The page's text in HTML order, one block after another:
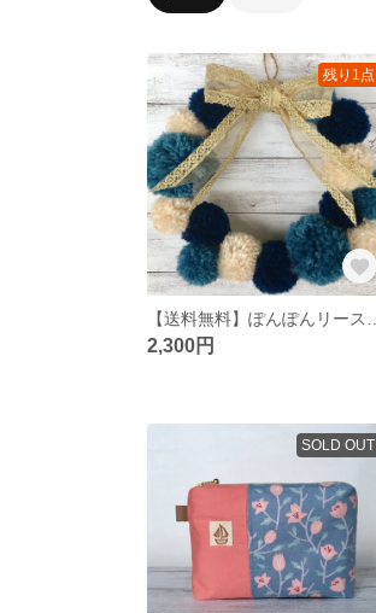
残り1点
2,300円
SOLD OUT